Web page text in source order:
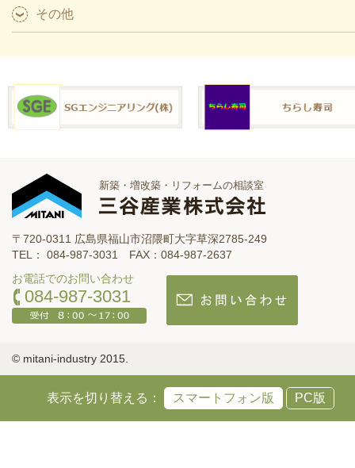
その他
新築・増改築・リフォームの相談室
〒720-0311 広島県福山市沼隈町大字草深2785-249
TEL： 084-987-3031 FAX：084-987-2637
お電話でのお問い合わせ
084-987-3031
© mitani-industry 2015.
表示を切り替える： スマートフォン版 PC版